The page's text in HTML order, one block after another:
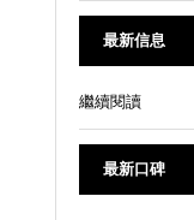
最新信息
繼續閱讀
最新口碑